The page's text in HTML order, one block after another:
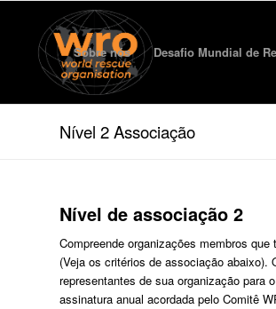
Sobre nós Desafio Mundial de
Nível 2 Associação
Nível de associação 2
Compreende organizações membros
(Veja os critérios de associação abaixo).
representantes de sua organização para
assinatura anual acordada pelo Comitê